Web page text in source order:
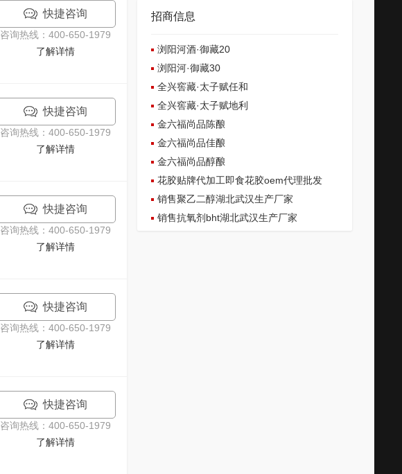
快捷咨询
咨询热线：400-650-1979
了解详情
快捷咨询
咨询热线：400-650-1979
了解详情
快捷咨询
咨询热线：400-650-1979
了解详情
快捷咨询
咨询热线：400-650-1979
了解详情
快捷咨询
咨询热线：400-650-1979
了解详情
招商信息
浏阳河酒·御藏20
浏阳河·御藏30
全兴窖藏·太子赋任和
全兴窖藏·太子赋地利
金六福尚品陈酿
金六福尚品佳酿
金六福尚品醇酿
花胶贴牌代加工即食花胶oem代理批发
销售聚乙二醇湖北武汉生产厂家
销售抗氧剂bht湖北武汉生产厂家